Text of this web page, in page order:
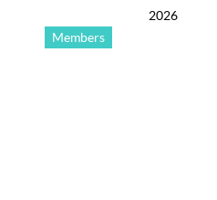
Members
2026